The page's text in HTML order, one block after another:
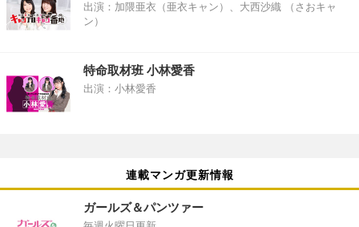
出演：加隈亜衣（亜衣キャン）、大西沙織 （さおキャ
ン）
特命取材班 小林愛香
出演：小林愛香
連載マンガ更新情報
ガールズ＆パンツァー